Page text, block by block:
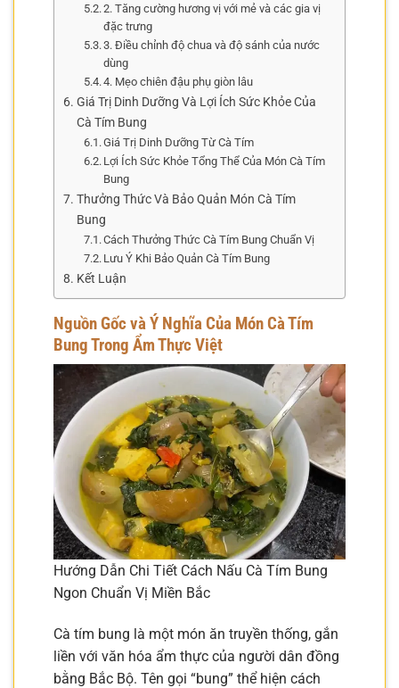
2. Tăng cường hương vị với mẻ và các gia vị
đặc trưng
3. Điều chỉnh độ chua và độ sánh của nước
dùng
4. Mẹo chiên đậu phụ giòn lâu
Giá Trị Dinh Dưỡng Và Lợi Ích Sức Khỏe Của
Cà Tím Bung
Giá Trị Dinh Dưỡng Từ Cà Tím
Lợi Ích Sức Khỏe Tổng Thể Của Món Cà Tím
Bung
Thưởng Thức Và Bảo Quản Món Cà Tím
Bung
Cách Thưởng Thức Cà Tím Bung Chuẩn Vị
Lưu Ý Khi Bảo Quản Cà Tím Bung
Kết Luận
Nguồn Gốc và Ý Nghĩa Của Món Cà Tím
Bung Trong Ẩm Thực Việt
Hướng Dẫn Chi Tiết Cách Nấu Cà Tím Bung
Ngon Chuẩn Vị Miền Bắc
Cà tím bung là một món ăn truyền thống, gắn
liền với văn hóa ẩm thực của người dân đồng
bằng Bắc Bộ. Tên gọi “bung” thể hiện cách